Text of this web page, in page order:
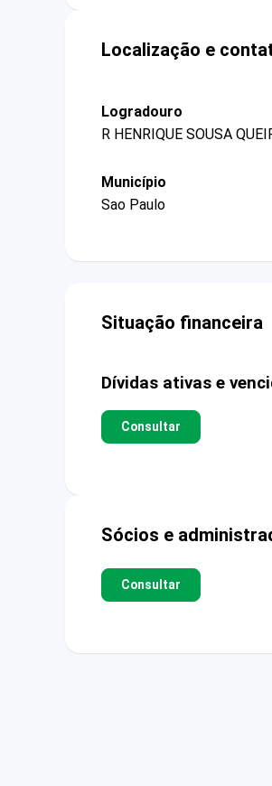
Localização e
Logradouro
R HENRIQUE SOUSA
Município
Sao Paulo
Situação financeira
Dívidas ativas e
Consultar
Sócios e
Consultar